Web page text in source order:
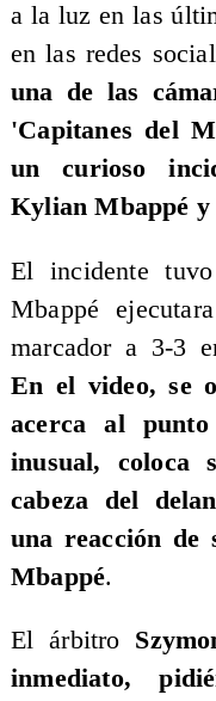
a la luz en las
en las redes
una de las
'Capitanes del
un curioso
Kylian Mbappé
El incidente
Mbappé
marcador a 3-3
En el video, se
acerca al
inusual, coloca
cabeza del
una reacción de
Mbappé.
El árbitro
inmediato,